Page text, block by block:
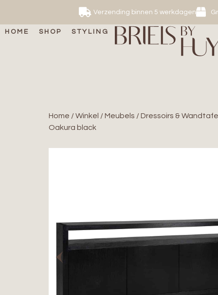
Verzending binnen 5 werkdagen
HOME SHOP STYLING
Home /Winkel /Meubels /Dressoirs &
Oakura black